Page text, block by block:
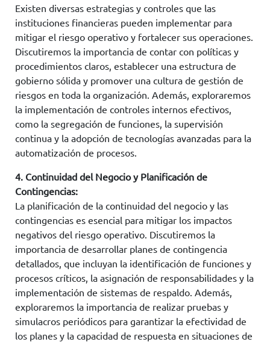
Existen diversas estrategias y controles que las
instituciones financieras pueden implementar para
mitigar el riesgo operativo y fortalecer sus operaciones.
Discutiremos la importancia de contar con políticas y
procedimientos claros, establecer una estructura de
gobierno sólida y promover una cultura de gestión de
riesgos en toda la organización. Además, exploraremos
la implementación de controles internos efectivos,
como la segregación de funciones, la supervisión
continua y la adopción de tecnologías avanzadas para la
automatización de procesos.
4. Continuidad del Negocio y Planificación de
Contingencias:
La planificación de la continuidad del negocio y las
contingencias es esencial para mitigar los impactos
negativos del riesgo operativo. Discutiremos la
importancia de desarrollar planes de contingencia
detallados, que incluyan la identificación de funciones y
procesos críticos, la asignación de responsabilidades y la
implementación de sistemas de respaldo. Además,
exploraremos la importancia de realizar pruebas y
simulacros periódicos para garantizar la efectividad de
los planes y la capacidad de respuesta en situaciones de